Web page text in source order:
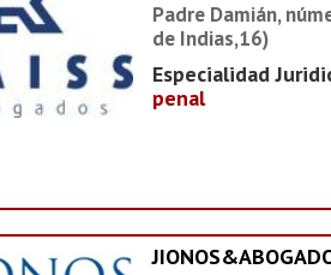
Padre Damián,
de Indias,16)
Especialidad
penal